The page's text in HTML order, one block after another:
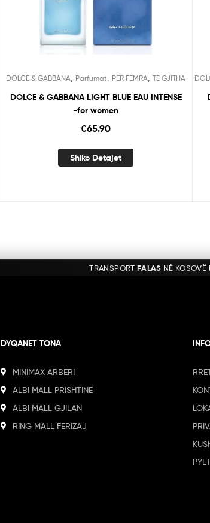
DOLCE & GABBANA Parfumat PËR FEMRA ,TË GJITHA
DOLCE & GABBANA LIGHT BLUE EAU INTENSE
-for women
€65.90
Shiko Detajet
DYQANET TONA
MINIMAX ARBËRI
ALBI MALL PRISHTINE
ALBI MALL GJILAN
RING MALL FERIZAJ
TRANSPORT FALAS NË KOSOVË